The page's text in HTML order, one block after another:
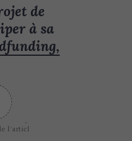
de
à sa
l'articl